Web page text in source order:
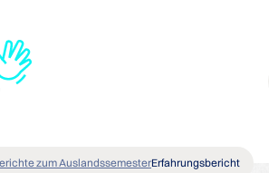
zum AuslandssemesterErfahrungsbericht